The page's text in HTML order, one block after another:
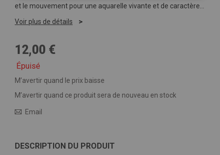
et le mouvement pour une aquarelle vivante et de caractère…
Voir plus de détails
12,00 €
Épuisé
M’avertir quand le prix baisse
M’avertir quand ce produit sera de nouveau en stock
Email
DESCRIPTION DU PRODUIT